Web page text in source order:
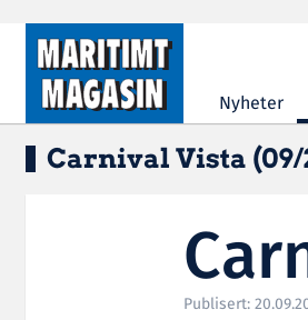
Hopp til hovedinnhold
Nyheter
Carnival Vista (09/
Publisert: